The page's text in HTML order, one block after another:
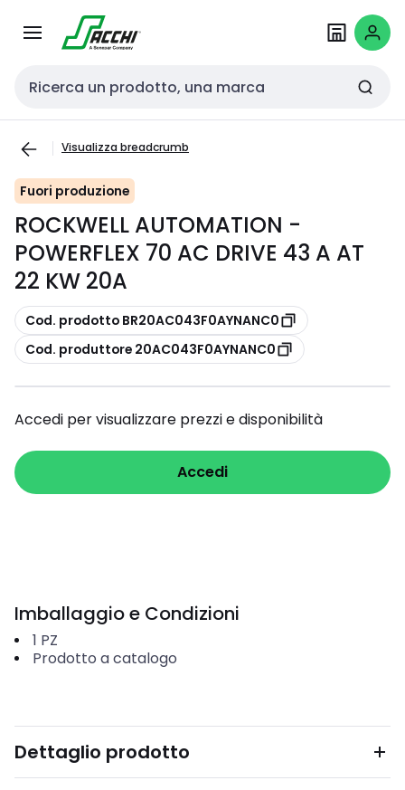
navigazionecontenuto
Cerca input
Visualizza breadcrumb
Fuori produzione
ROCKWELL AUTOMATION -
POWERFLEX 70 AC DRIVE 43 A AT
22 KW 20A
copia
Cod. prodotto BR20AC043F0AYNANC0
copia
Cod. produttore 20AC043F0AYNANC0
Accedi per visualizzare prezzi e disponibilità
Accedi
Imballaggio e Condizioni
1 PZ
Prodotto a catalogo
Dettaglio prodotto